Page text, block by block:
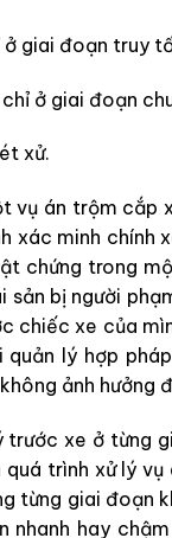
ở giai đoạn truy
ở giai đoạn
xử.
vụ án trộm
xác minh chính
chứng trong
bị người
chiếc xe của
lý hợp
ảnh hưởng
xe ở từng
trình xử lý
giai đoạn
hay